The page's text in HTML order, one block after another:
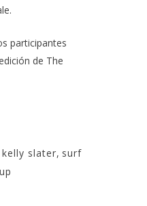
participantes
de The
slater, surf